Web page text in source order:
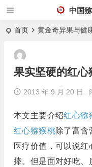
中国
首页 黄金奇异果与健
果实坚硬的红
2013 年 9 月 20 日
本文主要介绍红心猕
红心猕猴桃除了富含
医疗价值，可以说
捧。但是面对好吃、